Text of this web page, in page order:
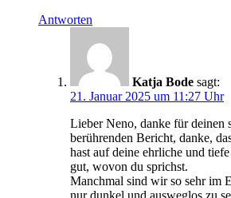
Antworten
Katja Bode sagt:
21. Januar 2025 um 11:27 Uhr
Lieber Neno, danke für deinen
berührenden Bericht, danke,
hast auf deine ehrliche und
gut, wovon du sprichst.
Manchmal sind wir so sehr im
nur dunkel und ausweglos zu